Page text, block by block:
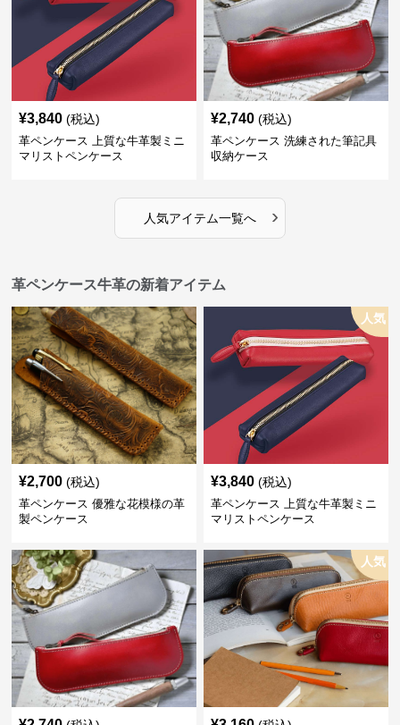
¥3,840 (税込)
革ペンケース 上質な牛革製ミニ
マリストペンケース
¥2,740 (税込)
革ペンケース 洗練された筆記具
収納ケース
人気アイテム一覧へ ›
革ペンケース牛革の新着アイテム
¥2,700 (税込)
革ペンケース 優雅な花模様の革
製ペンケース
人気
¥3,840 (税込)
革ペンケース 上質な牛革製ミニ
マリストペンケース
人気